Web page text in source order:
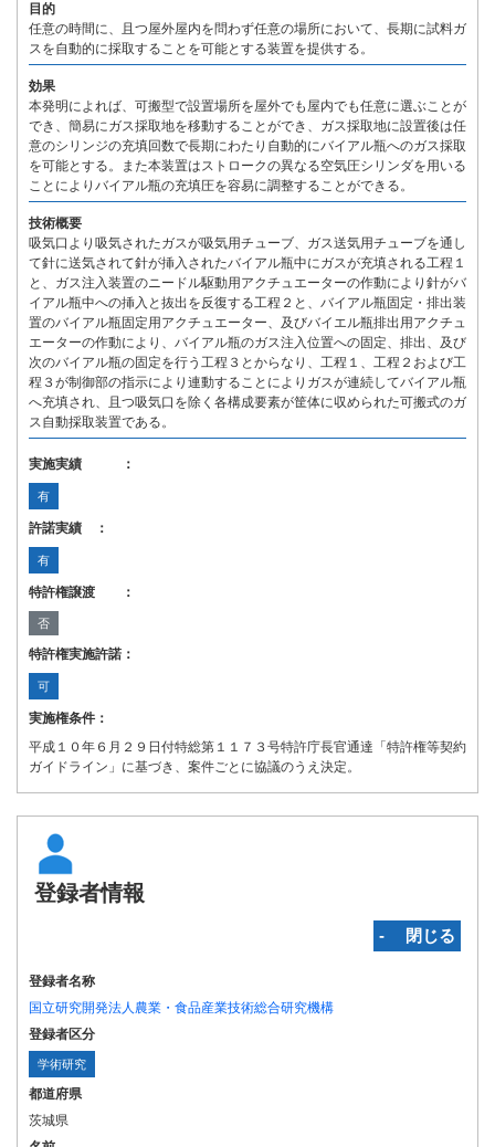
目的
任意の時間に、且つ屋外屋内を問わず任意の場所において、長期に試料ガ
スを自動的に採取することを可能とする装置を提供する。
効果
本発明によれば、可搬型で設置場所を屋外でも屋内でも任意に選ぶことが
でき、簡易にガス採取地を移動することができ、ガス採取地に設置後は任
意のシリンジの充填回数で長期にわたり自動的にバイアル瓶へのガス採取
を可能とする。また本装置はストロークの異なる空気圧シリンダを用いる
ことによりバイアル瓶の充填圧を容易に調整することができる。
技術概要
吸気口より吸気されたガスが吸気用チューブ、ガス送気用チューブを通し
て針に送気されて針が挿入されたバイアル瓶中にガスが充填される工程１
と、ガス注入装置のニードル駆動用アクチュエーターの作動により針がバ
イアル瓶中への挿入と抜出を反復する工程２と、バイアル瓶固定・排出装
置のバイアル瓶固定用アクチュエーター、及びバイエル瓶排出用アクチュ
エーターの作動により、バイアル瓶のガス注入位置への固定、排出、及び
次のバイアル瓶の固定を行う工程３とからなり、工程１、工程２および工
程３が制御部の指示により連動することによりガスが連続してバイアル瓶
へ充填され、且つ吸気口を除く各構成要素が筐体に収められた可搬式のガ
ス自動採取装置である。
実施実績 ：
有
許諾実績 ：
有
特許権譲渡 ：
否
特許権実施許諾：
可
実施権条件：
平成１０年６月２９日付特総第１１７３号特許庁長官通達「特許権等契約
ガイドライン」に基づき、案件ごとに協議のうえ決定。
登録者情報
‐ 閉じる
登録者名称
国立研究開発法人農業・食品産業技術総合研究機構
登録者区分
学術研究
都道府県
茨城県